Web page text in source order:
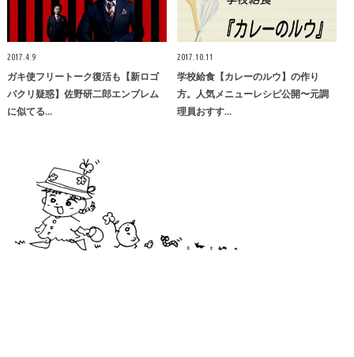
2017.4.9
ガキ使フリートーク復活も【新ロゴ
パクリ疑惑】佐野研二郎エンブレム
に似てる…
2017.10.11
学校給食【カレーのルウ】の作り
方。人気メニューレシピ公開〜元調
理員おすす…